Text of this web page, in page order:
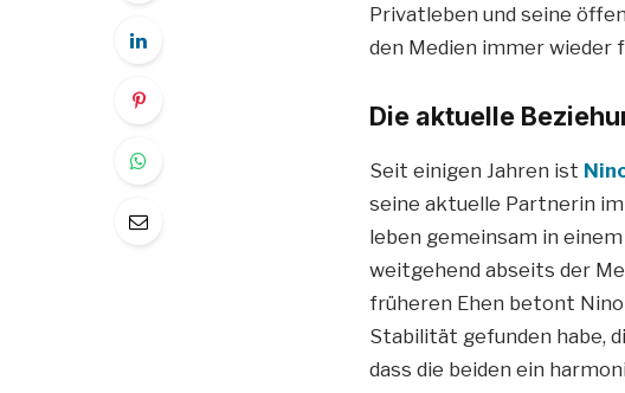
Privatleben und seine
den Medien immer wieder
Die aktuelle
Seit einigen Jahren ist
seine aktuelle Partnerin
leben gemeinsam in
weitgehend abseits der
früheren Ehen betont Nino
Stabilität gefunden habe,
dass die beiden ein